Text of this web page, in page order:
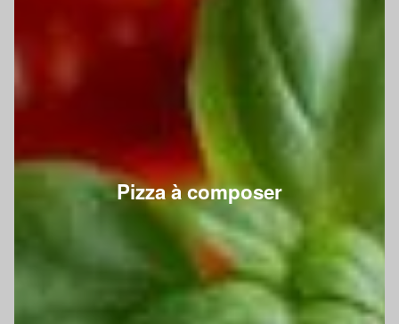
Pizza à composer